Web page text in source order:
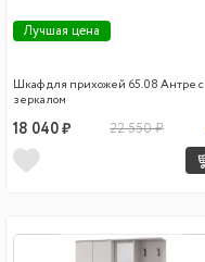
Лучшая цена
Шкаф для прихожей 65.08 Антре с
зеркалом
18 040 ₽ 22 550 ₽